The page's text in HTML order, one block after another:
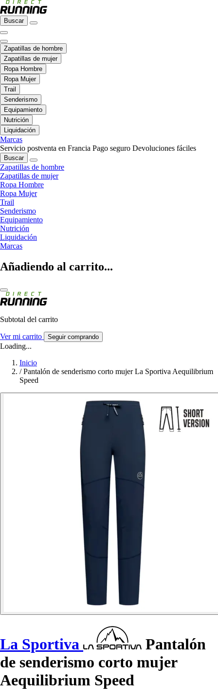
Buscar
Zapatillas de hombre
Zapatillas de mujer
Ropa Hombre
Ropa Mujer
Trail
Senderismo
Equipamiento
Nutrición
Liquidación
Marcas
Servicio postventa en Francia Pago seguro Devoluciones fáciles
Buscar
Zapatillas de hombre
Zapatillas de mujer
Ropa Hombre
Ropa Mujer
Trail
Senderismo
Equipamiento
Nutrición
Liquidación
Marcas
Añadiendo al carrito...
Subtotal del carrito
Ver mi carrito Seguir comprando
Loading...
Inicio
/ Pantalón de senderismo corto mujer La Sportiva Aequilibrium
Speed
La Sportiva
Pantalón
de senderismo corto mujer
Aequilibrium Speed